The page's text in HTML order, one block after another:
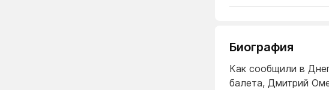
Биография
Как сообщили в
балета, Дмитрий